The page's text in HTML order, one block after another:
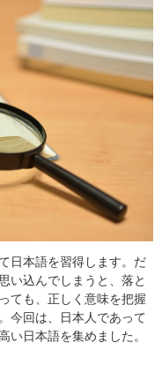
日本語を習得します。だ
い込んでしまうと、落と
ても、正しく意味を把握
今回は、日本人であって
い日本語を集めました。